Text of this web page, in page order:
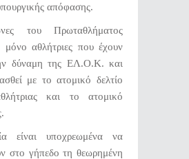
απόφασης.
του Πρωταθλήματος
μόνο αθλήτριες που έχουν
δύναμη της ΕΛ.Ο.Κ. και
με το ατομικό δελτίο
και το ατομικό
είναι υποχρεωμένα να
στο γήπεδο τη θεωρημένη